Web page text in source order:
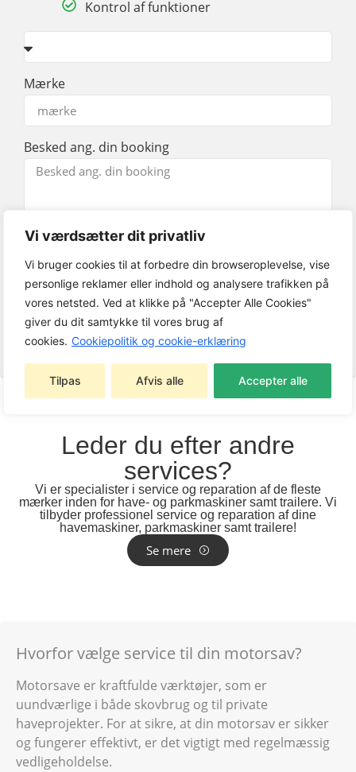
Vi værdsætter dit privatliv
Vi bruger cookies til at forbedre din browseroplevelse, vise
personlige reklamer eller indhold og analysere trafikken på
vores netsted. Ved at klikke på "Accepter Alle Cookies"
giver du dit samtykke til vores brug af
cookies. Cookiepolitik og cookie-erklæring
Tilpas Afvis alle Accepter alle
Kontrol af funktioner
Mærke
Besked ang. din booking
Send og book service
Send
Leder du efter andre
services?
Vi er specialister i service og reparation af de fleste
mærker inden for have- og parkmaskiner samttrailere. Vi
tilbyder professionel service og reparation af dine
havemaskiner, parkmaskiner samt trailere!
Se mere
Hvorfor vælge service til din motorsav?
Motorsave er kraftfulde værktøjer, som er
uundværlige i både skovbrug og til private
haveprojekter. For at sikre, at din motorsav er sikker
og fungerer effektivt, er det vigtigt med regelmæssig
vedligeholdelse.